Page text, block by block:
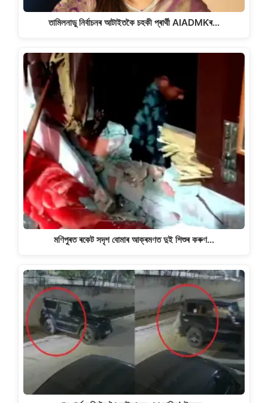
তামিলনাডু নিৰ্বাচনৰ আটাইতকৈ চহকী প্ৰাৰ্থী AIADMKৰ…
মণিপুৰত ৰকেট সদৃশ বোমাৰ আক্ৰমণত দুই শিশুৰ কৰুণ…